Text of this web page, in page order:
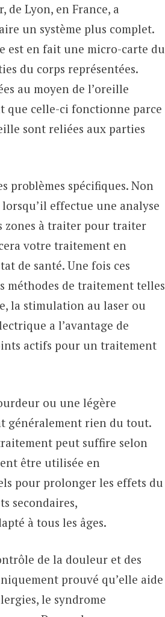
de Lyon, en France, a
un système plus complet.
est en fait une micro-carte du
du corps représentées.
au moyen de l’oreille
que celle-ci fonctionne parce
sont reliées aux parties
problèmes spécifiques. Non
effectue une analyse
zones à traiter pour traiter
votre traitement en
de santé. Une fois ces
méthodes de traitement telles
la stimulation au laser ou
a l’avantage de
actifs pour un traitement
ou une légère
généralement rien du tout.
peut suffire selon
être utilisée en
pour prolonger les effets du
secondaires,
à tous les âges.
de la douleur et des
prouvé qu’elle aide
le syndrome